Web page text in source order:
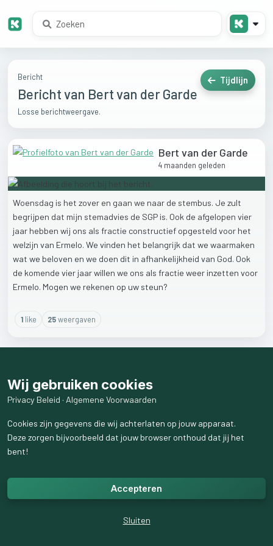
Bericht
Bericht van Bert van der Garde
Losse berichtweergave.
Tijdlijn
Bert van der Garde
4 maanden geleden
Woensdag is het zover en gaan we naar de stembus. Je zult
begrijpen dat mijn stemadvies de SGP is. Ook de afgelopen vier
jaar hebben wij ons als fractie constructief opgesteld voor het
welzijn van Ermelo. We vinden het belangrijk dat we waarmaken
wat we beloven en we doen dit in afhankelijkheid van God. Ook
de komende vier jaarwillen we ons als fractie weer inzetten voor
Ermelo. Mogen we rekenen op uw steun?
1like 25weergaven
Wij gebruiken cookies
Privacy Beleid · Algemene Voorwaarden
Cookies zijn gegevens die wij achterlaten op jouw apparaat.
Deze zorgen bijvoorbeeld dat jouw browser onthoud dat jij het
bent!
Accepteren
Sluiten